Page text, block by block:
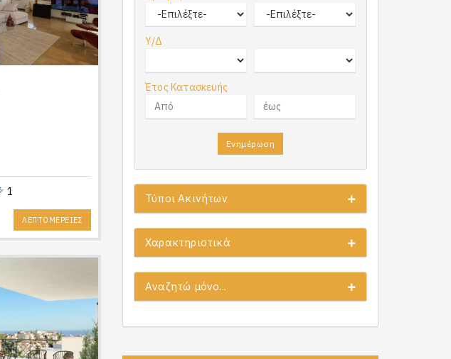
1
ΛΕΠΤΟΜΕΡΕΙΕΣ
Υ/Δ
Έτος Κατασκευής
Ενημέρωση
Τύποι Ακινήτων
Χαρακτηριστικά
Αναζητώ μόνο...